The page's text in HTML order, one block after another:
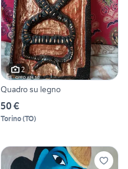
2
Quadro su legno
50 €
Torino(TO)